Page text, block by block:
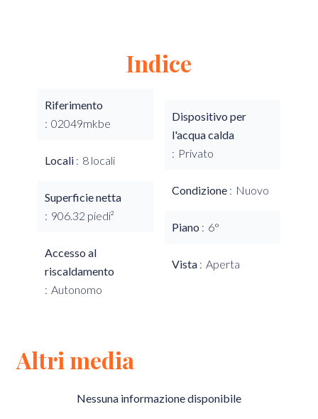
Indice
Riferimento
02049mkbe
Locali 8 locali
Superficie netta
906.32 piedi²
Accesso al
riscaldamento
Autonomo
Dispositivo per
l'acqua calda
Privato
Condizione Nuovo
Piano 6°
Vista Aperta
Altri media
Nessuna informazione disponibile